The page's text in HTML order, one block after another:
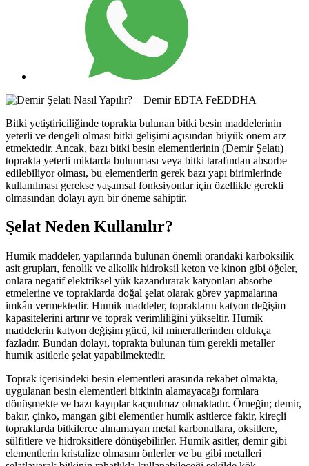
Bitki yetiştiriciliğinde toprakta bulunan bitki besin maddelerinin
yeterli ve dengeli olması bitki gelişimi açısından büyük önem arz
etmektedir. Ancak, bazı bitki besin elementlerinin (Demir Şelatı)
toprakta yeterli miktarda bulunması veya bitki tarafından absorbe
edilebiliyor olması, bu elementlerin gerek bazı yapı birimlerinde
kullanılması gerekse yaşamsal fonksiyonlar için özellikle gerekli
olmasından dolayı ayrı bir öneme sahiptir.
Şelat Neden Kullanılır?
Humik maddeler, yapılarında bulunan önemli orandaki karboksilik
asit grupları, fenolik ve alkolik hidroksil keton ve kinon gibi öğeler,
onlara negatif elektriksel yük kazandırarak katyonları absorbe
etmelerine ve topraklarda doğal şelat olarak görev yapmalarına
imkân vermektedir. Humik maddeler, toprakların katyon değişim
kapasitelerini artırır ve toprak verimliliğini yükseltir. Humik
maddelerin katyon değişim gücü, kil minerallerinden oldukça
fazladır. Bundan dolayı, toprakta bulunan tüm gerekli metaller
humik asitlerle şelat yapabilmektedir.
Toprak içerisindeki besin elementleri arasında rekabet olmakta,
uygulanan besin elementleri bitkinin alamayacağı formlara
dönüşmekte ve bazı kayıplar kaçınılmaz olmaktadır. Örneğin; demir,
bakır, çinko, mangan gibi elementler humik asitlerce fakir, kireçli
topraklarda bitkilerce alınamayan metal karbonatlara, oksitlere,
sülfitlere ve hidroksitlere dönüşebilirler. Humik asitler, demir gibi
elementlerin kristalize olmasını önlerler ve bu gibi metalleri